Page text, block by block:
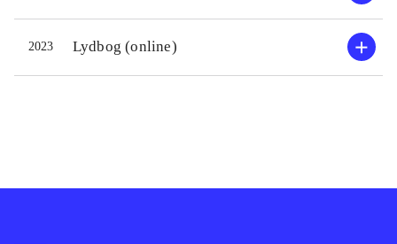
2023 Lydbog (online)